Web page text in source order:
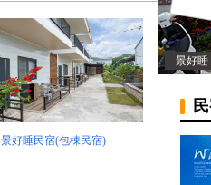
景好睡民宿(包棟民宿)
景好睡